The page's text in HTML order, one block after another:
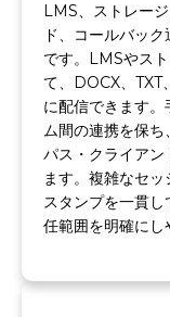
LMS、ストレー
ド、コールバッ
です。LMSやス
て、DOCX、TXT
に配信できます
ム間の連携を保
パス・クライアン
ます。複雑なセ
スタンプを一貫
任範囲を明確にし